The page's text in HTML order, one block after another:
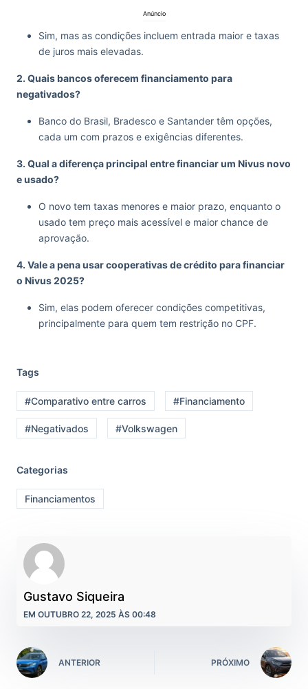
Anúncio
Sim, mas as condições incluem entrada maior e taxas
de juros mais elevadas.
2. Quais bancos oferecem financiamento para
negativados?
Banco do Brasil, Bradesco e Santander têm opções,
cada um com prazos e exigências diferentes.
3. Qual a diferença principal entre financiar um Nivus novo
e usado?
O novo tem taxas menores e maior prazo, enquanto o
usado tem preço mais acessível e maior chance de
aprovação.
4. Vale a pena usar cooperativas de crédito para financiar
o Nivus 2025?
Sim, elas podem oferecer condições competitivas,
principalmente para quem tem restrição no CPF.
Tags
#Comparativo entre carros #Financiamento
#Negativados #Volkswagen
Categorias
Financiamentos
Gustavo Siqueira
EM OUTUBRO 22, 2025 ÀS 00:48
ANTERIOR PRÓXIMO